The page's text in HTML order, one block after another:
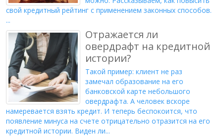
свой кредитный рейтинг с применением законных способов.
...
Отражается ли
овердрафт на кредитной
истории?
Такой пример: клиент не раз
замечал образование на его
банковской карте небольшого
овердрафта. А человек вскоре
намеревается взять кредит. И теперь беспокоится, что
появление минуса на счете отрицательно отразится на его
кредитной истории. Виден ли...